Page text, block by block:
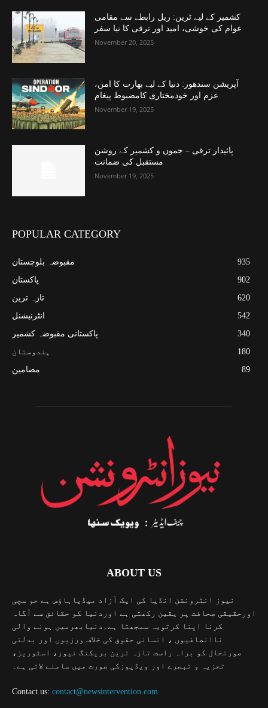
کشمیر کے لیے ٹرین: ریل رابطے سے مقامی
عوام کی خوشی، امید اور ترقی کا نیا سفر
November 20, 2025
آپریشن سندھور: دنیا کے لیے بھارت کا امن،
عزم اور خودمختاری کامضبوط پیغام
November 19, 2025
پائیدار ترقی – جموں و کشمیر کے روشن
مستقبل کی ضمانت
November 19, 2025
POPULAR CATEGORY
مقبوضہ بلوچستان
935
پاکستان
902
تازہ ترین
620
انٹرنیشنل
542
پاکستانی مقبوضہ کشمیر
340
ہندوستان
180
مضامین
89
ABOUT US
نیوز انٹرونشن انڈیا کی ایک آزاد میڈیاہاؤس ہے جو سچی
اورحقیقی صحافت پر یقین رکھتی ہے اوردنیا کو حقائق سے آگاہ
کرنا اپنا کرتویہ سمجھتا ہے۔دنیابھرمیں ہونے والی
ناانصافیوں ، انسانی حقوق کی خلاف ورزیوں اور بدلتی
صورتحال کو براہ راست تازہ ترین بریکنگ نیوز، اسٹوریز،
تجزیہ و تبصرے اور ویڈیوزکی صورت میں سامنے لاتی ہے۔
Contact us: contact@newsintervention.com